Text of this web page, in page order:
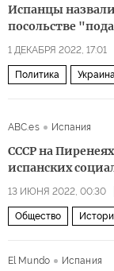
Испанцы
посольстве
1 ДЕКАБРЯ 2022, 17:01
Политика
ABC.es Испания
СССР на
испанских
13 ИЮНЯ 2022, 00:30
Общество
El Mundo Испания